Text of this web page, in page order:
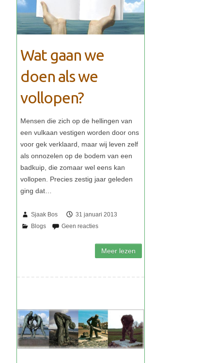
Wat gaan we
doen als we
vollopen?
Sjaak Bos 31 januari 2013